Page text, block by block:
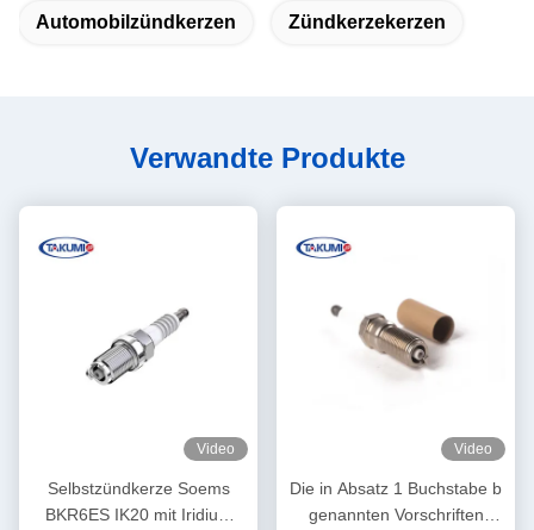
Automobilzündkerzen Zündkerzekerzen
Verwandte Produkte
Video
Selbstzündkerze Soems
BKR6ES IK20 mit Iridium
Video
Die in Absatz 1 Buchstabe b
genannten Vorschriften